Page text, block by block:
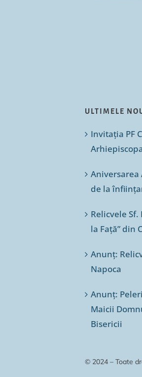
ULTIMELE
Invitația PF
Aniversarea
de la
Relicvele
la Față” din
Anunț:
Napoca
Anunț:
Maicii
Bisericii
© 2024 – Toate